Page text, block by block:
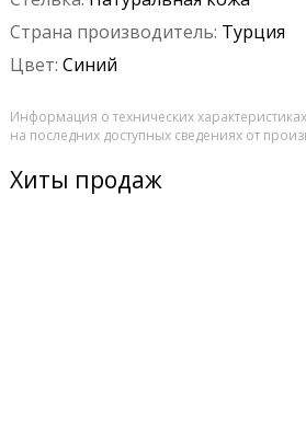
Страна производитель: Турция
Цвет: Синий
Информация о технических
на последних доступных сведениях от
Хиты продаж